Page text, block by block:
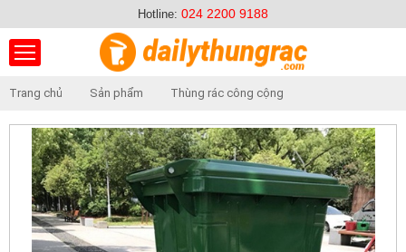
Hotline: 024 2200 9188
Trang chủ Sản phẩm
Thùng rác công cộng